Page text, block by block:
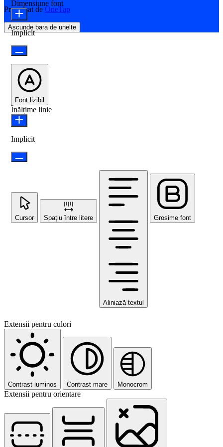
Propulsat de OneTap
Ascunde bara de unelte
Dimensiune font
Implicit
Font lizibil
Înălțime linie
Implicit
Cursor Spațiu între litere
Aliniază textul
Grosime font
Extensii pentru culori
Contrast luminos Contrast mare Monocrom
Extensii pentru orientare